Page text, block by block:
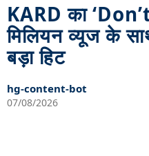
content
KARD का
मिलियन व्यूज के
बड़ा हिट
hg-content-bot
07/08/2026